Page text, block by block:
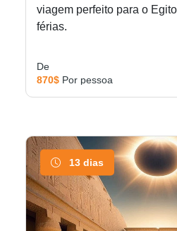
viagem perfeito para o
férias.
De
870$ Por pessoa
13 dias